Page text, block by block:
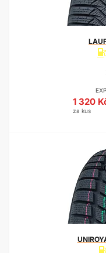
1 320
za kus